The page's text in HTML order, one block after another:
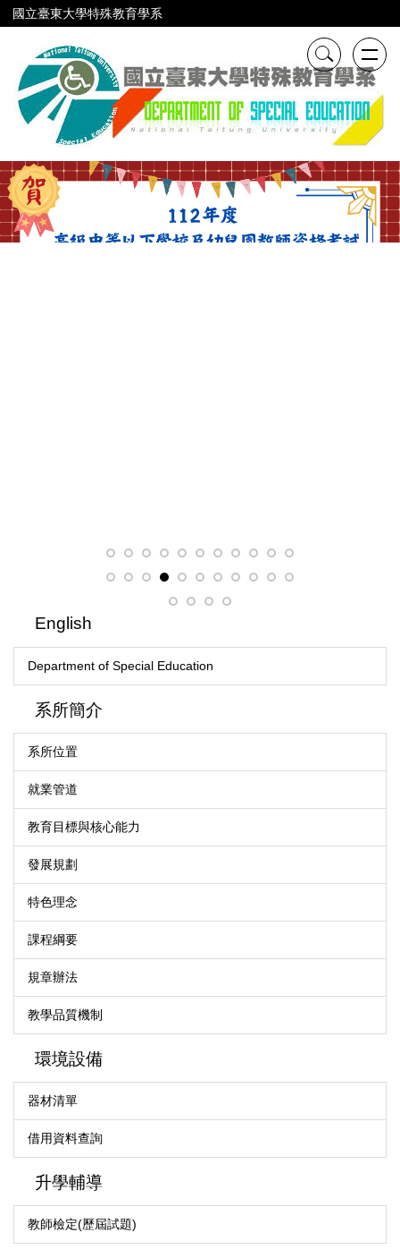
跳
到
內
容
國立臺東大學特殊教育學系
English
Department of Special Education
系所簡介
系所位置
就業管道
教育目標與核心能力
發展規劃
特色理念
課程綱要
規章辦法
教學品質機制
環境設備
器材清單
借用資料查詢
升學輔導
教師檢定(歷屆試題)